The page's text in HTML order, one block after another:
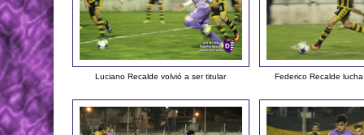
Luciano Recalde volvió a ser titular Federico Recalde